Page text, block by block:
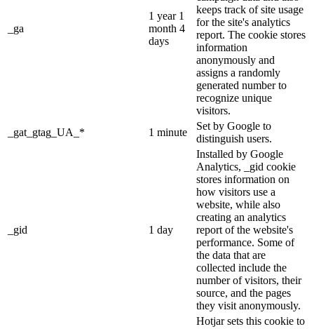
_ga
1 year 1
month 4
days
keeps track of site usage
for the site's analytics
report. The cookie stores
information
anonymously and
assigns a randomly
generated number to
recognize unique
visitors.
_gat_gtag_UA_*
1 minute
Set by Google to
distinguish users.
_gid 1 day
Installed by Google
Analytics, _gid cookie
stores information on
how visitors use a
website, while also
creating an analytics
report of the website's
performance. Some of
the data that are
collected include the
number of visitors, their
source, and the pages
they visit anonymously.
Hotjar sets this cookie to